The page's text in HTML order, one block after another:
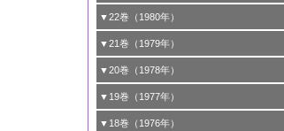
8号 触媒学会創立30周年記念 創立30周年
にあたって/触媒学会創立30周年記念 触媒
化学の現状と展望
7号 電極の応用と機能をさぐる
8号 《通常号》
6号 第58回触媒討論会
7号 触媒構造の精密制御
8号 触媒構造の精密制御
な分子の活性化 水および低級アルカン
7号 金属微粒子とクラスターの触媒作用
8号 《通常号》
4号 活性点の構造と機能
6号 固体，錯体および生体触媒による簡単
2 2
3号 希土類元素化合物の触媒作用
4号 <<通常号>>
6号 触媒・酵素の特異性とセンサー
2号 <<通常号>>
3号 Rhを越えられるか
4号 第50回触媒討論会
6号 <<通常号>>
1号 第47回触媒討論会
2号 工業用触媒の特性と利用
3号 <<通常号>>
4号 第48回触媒討論会
▼22巻（1980年）
1号 第45回触媒討論会
2号 石炭
3号 資源・エネルギーと触媒
4号 第46回触媒討論会
▼21巻（1979年）
1号 均一系と不均一系における触媒作用の
2号 均一系と不均一系における触媒作用の
▼20巻（1978年）
1号 第42回触媒討論会
2号 触媒利用の新しい展開
▼19巻（1977年）
1号 第40回触媒討論会
▼18巻（1976年）